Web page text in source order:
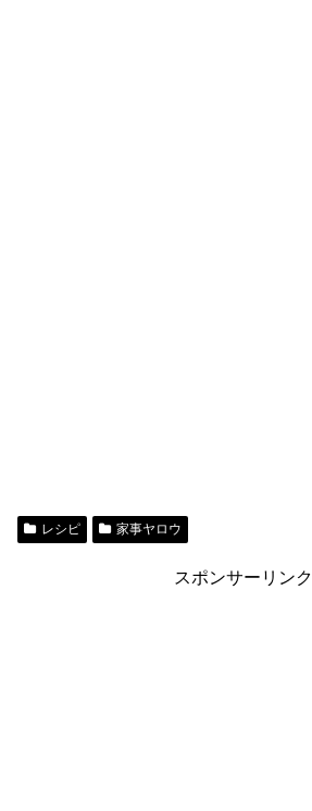
レシピ 家事ヤロウ
スポンサーリンク